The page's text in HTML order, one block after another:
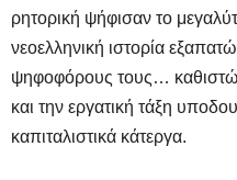
ρητορική ψήφισαν το
νεοελληνική ιστορία
ψηφοφόρους τους…
και την εργατική τάξη
καπιταλιστικά κάτεργα.